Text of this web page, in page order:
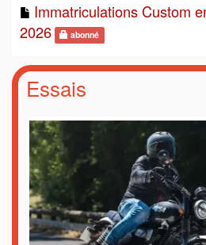
Immatriculations Custom
2026
abonné
Essais